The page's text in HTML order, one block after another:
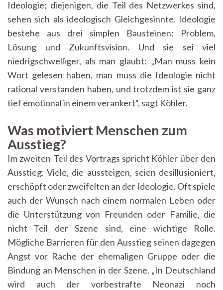
Ideologie; diejenigen, die Teil des Netzwerkes sind,
sehen sich als ideologisch Gleichgesinnte. Ideologie
bestehe aus drei simplen Bausteinen: Problem,
Lösung und Zukunftsvision. Und sie sei viel
niedrigschwelliger, als man glaubt: „Man muss kein
Wort gelesen haben, man muss die Ideologie nicht
rational verstanden haben, und trotzdem ist sie ganz
tief emotional in einem verankert“, sagt Köhler.
Was motiviert Menschen zum
Ausstieg?
Im zweiten Teil des Vortrags spricht Köhler über den
Ausstieg. Viele, die aussteigen, seien desillusioniert,
erschöpft oder zweifelten an der Ideologie. Oft spiele
auch der Wunsch nach einem normalen Leben oder
die Unterstützung von Freunden oder Familie, die
nicht Teil der Szene sind, eine wichtige Rolle.
Mögliche Barrieren für den Ausstieg seinen dagegen
Angst vor Rache der ehemaligen Gruppe oder die
Bindung an Menschen in der Szene. „In Deutschland
wird auch der vorbestrafte Neonazi noch